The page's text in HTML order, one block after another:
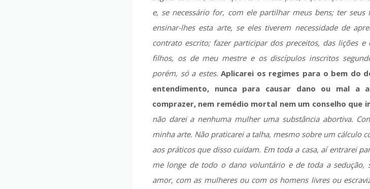
e, se necessário for, com ele partilhar meus bens; ter
ensinar-lhes esta arte, se eles tiverem necessidade de
contrato escrito; fazer participar dos preceitos, das lições
filhos, os de meu mestre e os discípulos inscritos
porém, só a estes.Aplicarei os regimes para o bem do
entendimento, nunca para causar dano ou mal a
comprazer, nem remédio mortal nem um conselho que
não darei a nenhuma mulher uma substância abortiva.
minha arte. Não praticarei a talha, mesmo sobre um cálculo
aos práticos que disso cuidam. Em toda a casa, aí entrarei
me longe de todo o dano voluntário e de toda a sedução,
amor, com as mulheres ou com os homens livres ou